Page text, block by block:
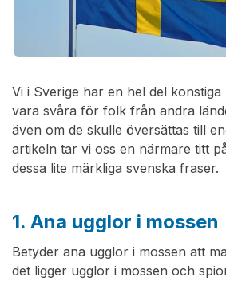
Vi i Sverige har en hel del
vara svåra för folk från andra
även om de skulle översättas till
artikeln tar vi oss en närmare titt
dessa lite märkliga svenska fraser.
1. Ana ugglor i mossen
Betyder ana ugglor i mossen att
det ligger ugglor i mossen och